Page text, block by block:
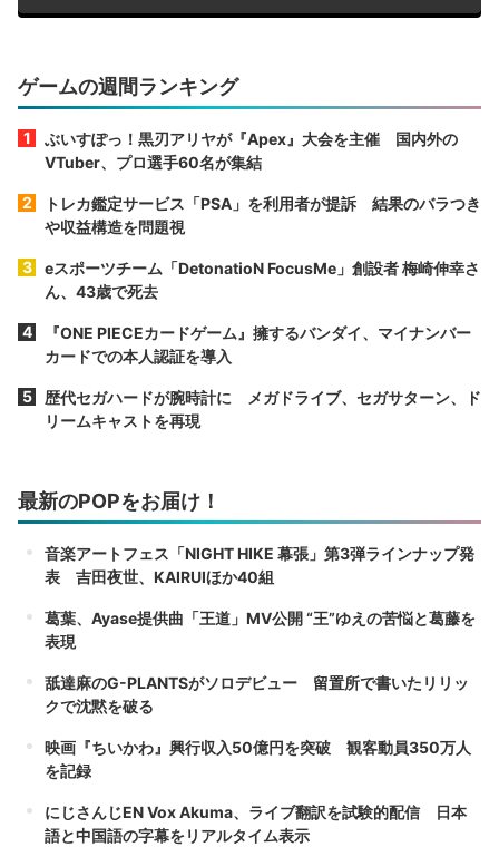
ゲームの週間ランキング
ぶいすぽっ！黒刃アリヤが『Apex』大会を主催 国内外の
VTuber、プロ選手60名が集結
トレカ鑑定サービス「PSA」を利用者が提訴 結果のバラつき
や収益構造を問題視
eスポーツチーム「DetonatioN FocusMe」創設者 梅崎伸幸さ
ん、43歳で死去
『ONE PIECEカードゲーム』擁するバンダイ、マイナンバー
カードでの本人認証を導入
歴代セガハードが腕時計に メガドライブ、セガサターン、ド
リームキャストを再現
最新のPOPをお届け！
音楽アートフェス「NIGHT HIKE 幕張」第3弾ラインナップ発
表 吉田夜世、KAIRUIほか40組
葛葉、Ayase提供曲「王道」MV公開 “王”ゆえの苦悩と葛藤を
表現
舐達麻のG-PLANTSがソロデビュー 留置所で書いたリリッ
クで沈黙を破る
映画『ちいかわ』興行収入50億円を突破 観客動員350万人
を記録
にじさんじEN Vox Akuma、ライブ翻訳を試験的配信 日本
語と中国語の字幕をリアルタイム表示